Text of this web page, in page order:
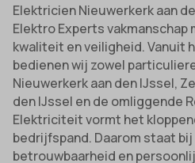
Elektricien Nieuwerkerk aan
Elektro Experts
kwaliteit en veiligheid. Vanuit
bedienen wij zowel
Nieuwerkerk aan den IJssel,
den IJssel en de omliggende
Elektriciteit vormt het
bedrijfspand. Daarom staat
betrouwbaarheid en